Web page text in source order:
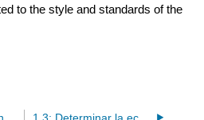
to the style and standards of the